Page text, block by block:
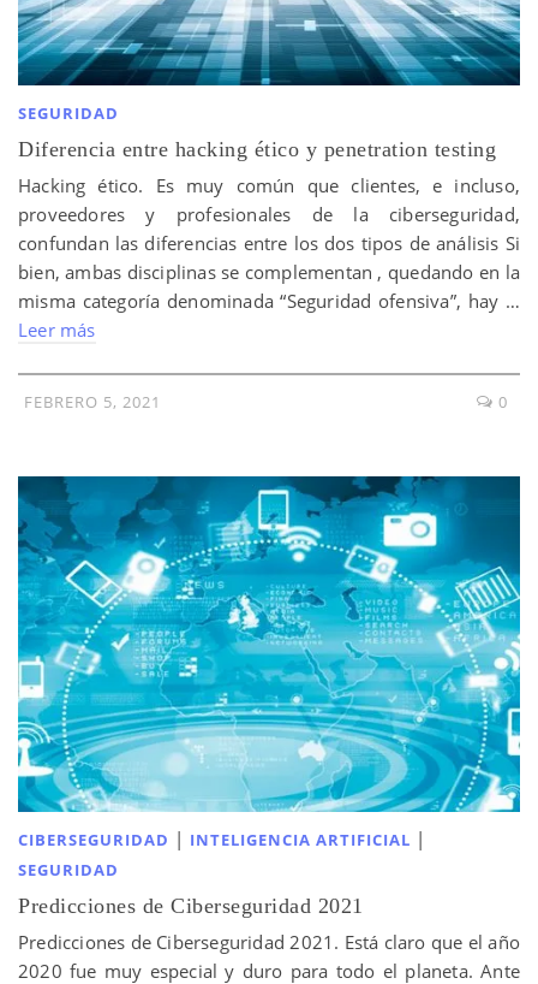
SEGURIDAD
Diferencia entre hacking ético y penetration testing
Hacking ético. Es muy común que clientes, e incluso,
proveedores y profesionales de la ciberseguridad,
confundan las diferencias entre los dos tipos de análisis Si
bien, ambas disciplinas se complementan , quedando en la
misma categoría denominada “Seguridad ofensiva”, hay …
Leer más
FEBRERO 5, 2021 0
CIBERSEGURIDAD | INTELIGENCIA ARTIFICIAL |
SEGURIDAD
Predicciones de Ciberseguridad 2021
Predicciones de Ciberseguridad 2021. Está claro que el año
2020 fue muy especial y duro para todo el planeta. Ante